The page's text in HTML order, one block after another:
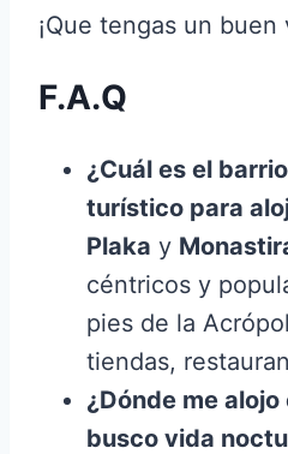
¡Que tengas un buen
F.A.Q
¿Cuál es el
turístico para
Plaka y
céntricos y
pies de la
tiendas,
¿Dónde me
busco vida